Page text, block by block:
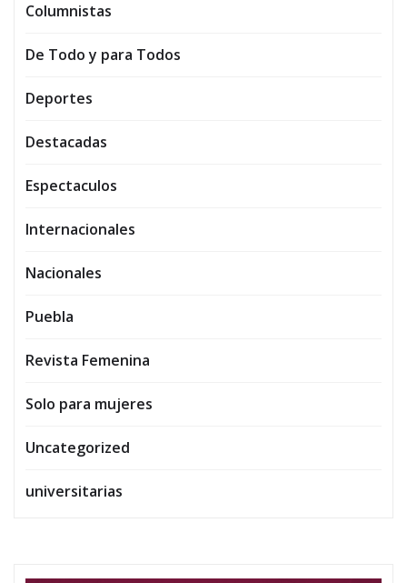
Columnistas
De Todo y para Todos
Deportes
Destacadas
Espectaculos
Internacionales
Nacionales
Puebla
Revista Femenina
Solo para mujeres
Uncategorized
universitarias